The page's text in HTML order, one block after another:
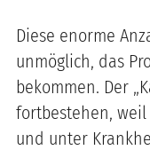
Diese enorme
unmöglich, das
bekommen. Der
fortbestehen,
und unter